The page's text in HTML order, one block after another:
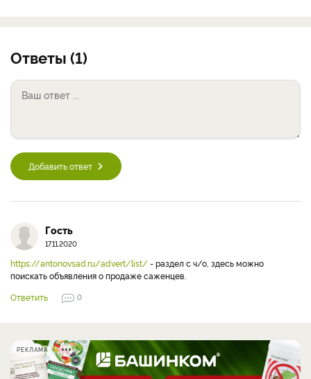
Ответы (1)
Добавить ответ
Гость
17.11.2020
https://antonovsad.ru/advert/list/ - раздел с ч/о, здесь можно
поискать объявления о продаже саженцев.
Ответить
0
РЕКЛАМА